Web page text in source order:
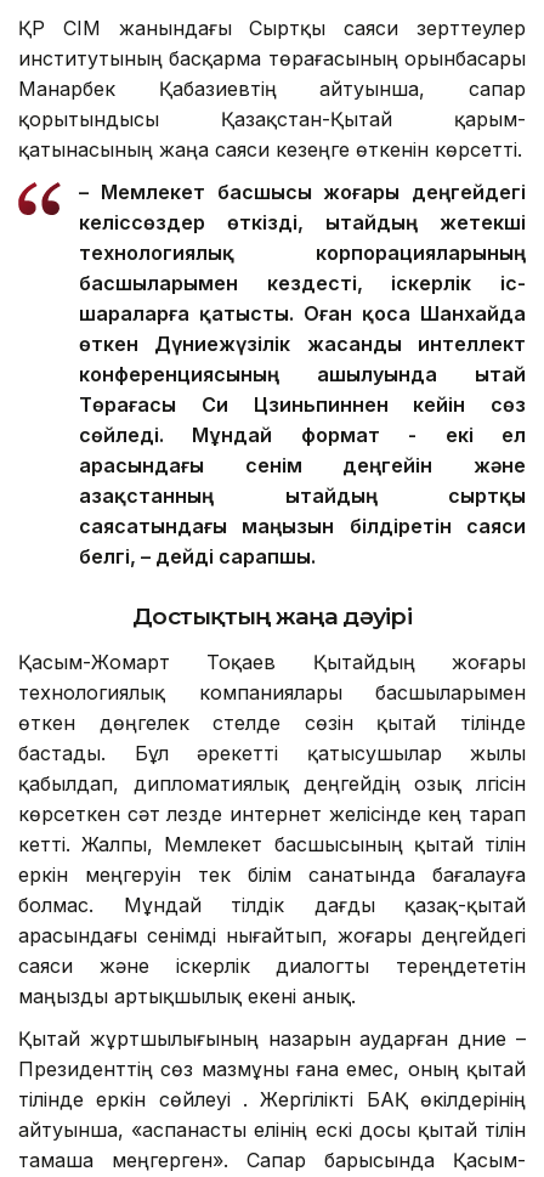
ҚР СІМ жанындағы Сыртқы саяси зерттеулер
институтының басқарма төрағасының орынбасары
Манарбек Қабазиевтің айтуынша, сапар
қорытындысы Қазақстан-Қытай қарым-
қатынасының жаңа саяси кезеңге өткенін көрсетті.
– Мемлекет басшысы жоғары деңгейдегі
келіссөздер өткізді, Қытайдың жетекші
технологиялық корпорацияларының
басшыларымен кездесті, іскерлік іс-
шараларға қатысты. Оған қоса Шанхайда
өткен Дүниежүзілік жасанды интеллект
конференциясының ашылуында Қытай
Төрағасы Си Цзиньпиннен кейін сөз
сөйледі. Мұндай формат - екі ел
арасындағы сенім деңгейін және
Қазақстанның Қытайдың сыртқы
саясатындағы маңызын білдіретін саяси
белгі, – дейді сарапшы.
Достықтың жаңа дәуірі
Қасым-Жомарт Тоқаев Қытайдың жоғары
технологиялық компаниялары басшыларымен
өткен дөңгелек үстелде сөзін қытай тілінде
бастады. Бұл әрекетті қатысушылар жылы
қабылдап, дипломатиялық деңгейдің озық үлгісін
көрсеткен сәт лезде интернет желісінде кең тарап
кетті. Жалпы, Мемлекет басшысының қытай тілін
еркін меңгеруін тек білім санатында бағалауға
болмас. Мұндай тілдік дағды қазақ-қытай
арасындағы сенімді нығайтып, жоғары деңгейдегі
саяси және іскерлік диалогты тереңдететін
маңызды артықшылық екені анық.
Қытай жұртшылығының назарын аударған дүние –
Президенттің сөз мазмұны ғана емес, оның қытай
тілінде еркін сөйлеуі . Жергілікті БАҚ өкілдерінің
айтуынша, «аспанасты елінің ескі досы қытай тілін
тамаша меңгерген». Сапар барысында Қасым-